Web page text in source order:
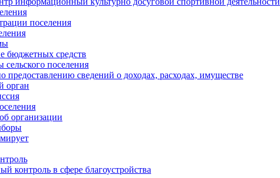
поселения
бюджетных средств
поселения
предоставлению сведений о доходах, расходах, имуществе
орган
организации
контроль в сфере благоустройства